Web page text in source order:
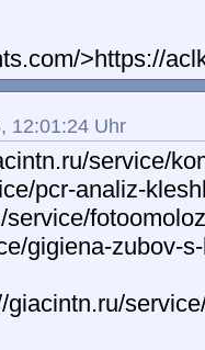
>https://
12:01:24 Uhr
service/
pcr-analiz-
gigiena-zubov-